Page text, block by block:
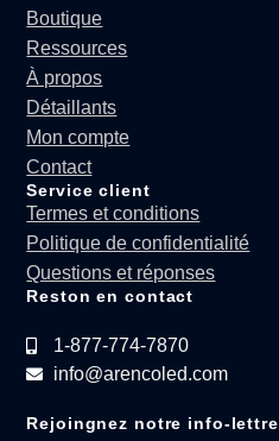
Boutique
Ressources
À propos
Détaillants
Mon compte
Contact
Service client
Termes et conditions
Politique de confidentialité
Questions et réponses
Reston en contact
1-877-774-7870
info@arencoled.com
Rejoingnez notre info-lettre